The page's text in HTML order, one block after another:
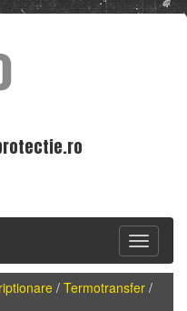
Toggle
/ Termotransfer /